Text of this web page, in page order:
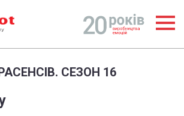
СЕЗОН 16